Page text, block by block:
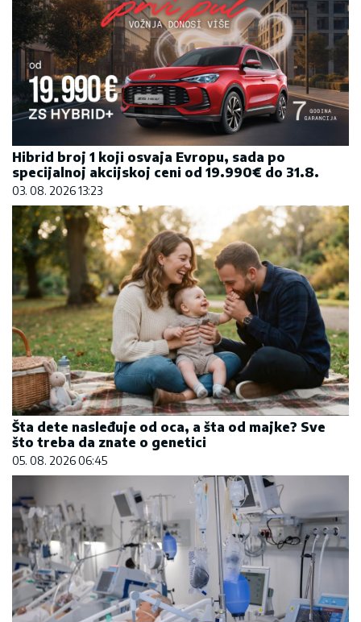
Hibrid broj 1 koji osvaja Evropu, sada po
specijalnoj akcijskoj ceni od 19.990€ do 31.8.
03. 08. 2026 13:23
Šta dete nasleđuje od oca, a šta od majke? Sve
što treba da znate o genetici
05. 08. 2026 06:45